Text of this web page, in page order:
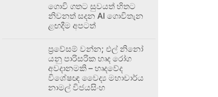
ගොවි ගතට සුවයත් හිතට
නිවනත් සදන AI ගොවිතැන
ළඟදීම අපටත්
ප්‍රවේසම් වන්න; එල් නිනෝ
යනු පාරිසරික හෘද රෝග
අවදානමකි – හෘදවේද
විශේෂඥ වෛද්‍ය මහාචාර්ය
නාමල් විජයසිංහ